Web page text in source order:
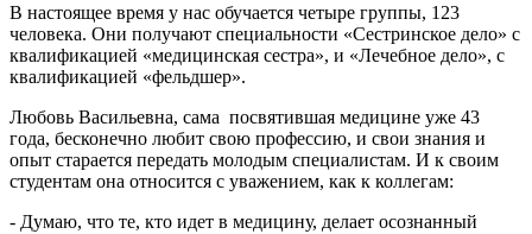
В настоящее время у нас обучается четыре группы, 123
человека. Они получают специальности «Сестринское дело» с
квалификацией «медицинская сестра», и «Лечебное дело», с
квалификацией «фельдшер».
Любовь Васильевна, сама посвятившая медицине уже 43
года, бесконечно любит свою профессию, и свои знания и
опыт старается передать молодым специалистам. И к своим
студентам она относится с уважением, как к коллегам:
- Думаю, что те, кто идет в медицину, делает осознанный